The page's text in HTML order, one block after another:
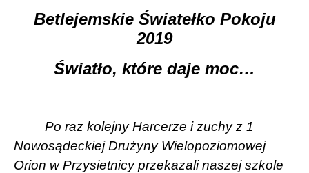
Treść
Betlejemskie Światełko Pokoju
2019
Światło, które daje moc…
Po raz kolejny Harcerze i zuchy z 1
Nowosądeckiej Drużyny Wielopoziomowej
Orion w Przysietnicy przekazali naszej szkole